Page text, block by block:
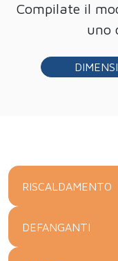
Compilate il
uno
RISCALDAMENTO
DEFANGANTI